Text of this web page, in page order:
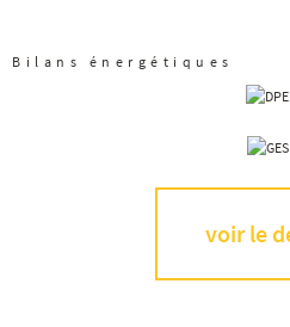
Bilans énergétiques
voir le